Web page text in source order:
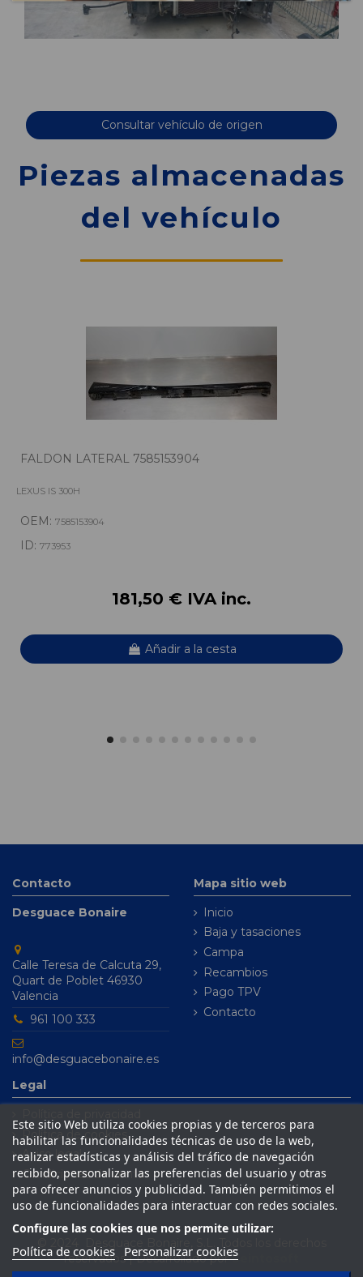
Consultar vehículo de origen
Piezas almacenadas
del vehículo
FALDON LATERAL 7585153904
LEXUS IS 300H
OEM: 7585153904
ID: 773953
181,50 € IVA inc.
Añadir a la cesta
Contacto
Desguace Bonaire
Calle Teresa de Calcuta 29,
Quart de Poblet 46930
Valencia
961 100 333
info@desguacebonaire.es
Mapa sitio web
Inicio
Baja y tasaciones
Campa
Recambios
Pago TPV
Contacto
Legal
Política de cookies
Aviso legal
Condiciones de venta
Este sitio Web utiliza cookies propias y de terceros para
habilitar las funcionalidades técnicas de uso de la web,
realizar estadísticas y análisis del tráfico de navegación
recibido, personalizar las preferencias del usuario y otras
para ofrecer anuncios y publicidad. También permitimos el
uso de funcionalidades para interactuar con redes sociales.
Configure las cookies que nos permite utilizar:
Política de cookies Personalizar cookies
reservados | Desarrollado porSeintosoft